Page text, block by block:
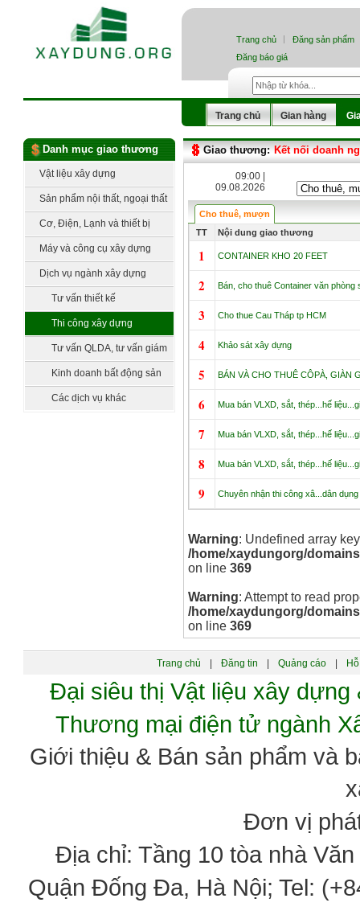
Trang chủ
Đăng sản phẩm
Đăng báo giá
Trang chủ Gian hàng
Danh mục giao thương
Vật liệu xây dựng
Sản phẩm nội thất, ngoại thất
Cơ, Điện, Lạnh và thiết bị
công nghệ
Máy và công cụ xây dựng
Dịch vụ ngành xây dựng
Tư vấn thiết kế
Thi công xây dựng
Tư vấn QLDA, tư vấn giám
Kinh doanh bất động sản
Các dịch vụ khác
Giao thương: Kết nối doanh
09:00 |
09.08.2026
Cho thuê, mượn
TT
Nội dung giao thương
1 CONTAINER KHO 20 FEET
2 Bán, cho thuê Container văn phòng
3 Cho thue Cau Tháp tp HCM
4 Khảo sát xây dựng
5 BÁN VÀ CHO THUÊ CÔPÀ, GIÀN
6 Mua bán VLXD, sắt, thép...hế
7 Mua bán VLXD, sắt, thép...hế
8 Mua bán VLXD, sắt, thép...hế
9 Chuyên nhận thi công xâ...dân
Warning: Undefined array
/home/xaydungorg/
on line 369
Warning: Attempt to read
/home/xaydungorg/
on line 369
Trang chủ Đăng tin Quảng cáo
Đại siêu thị Vật liệu xây
Thương mại điện tử ngành
Giới thiệu & Bán sản phẩm và
Đơn vị
Địa chỉ: Tầng 10 tòa nhà
Quận Đống Đa, Hà Nội; Tel: